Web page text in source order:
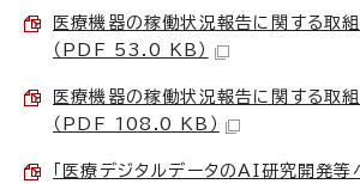
医療機器の稼働状況報告に関する取
（PDF 53.0 KB）
医療機器の稼働状況報告に関する取
（PDF 108.0 KB）
「医療デジタルデータのAI研究開発等